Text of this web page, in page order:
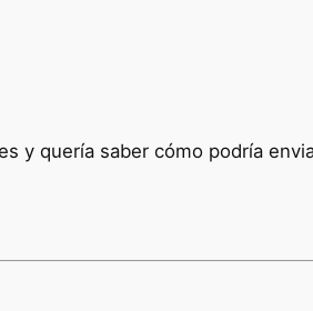
y quería saber cómo podría